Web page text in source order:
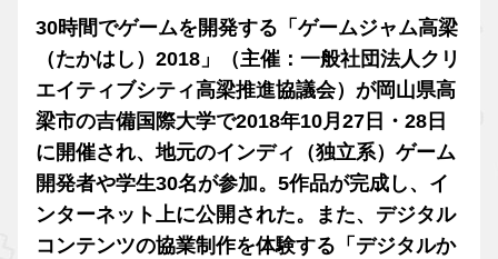
30時間でゲームを開発する「ゲームジャム高梁
（たかはし）2018」（主催：一般社団法人クリ
エイティブシティ高梁推進協議会）が岡山県高
梁市の吉備国際大学で2018年10月27日・28日
に開催され、地元のインディ（独立系）ゲーム
開発者や学生30名が参加。5作品が完成し、イ
ンターネット上に公開された。また、デジタル
コンテンツの協業制作を体験する「デジタルか